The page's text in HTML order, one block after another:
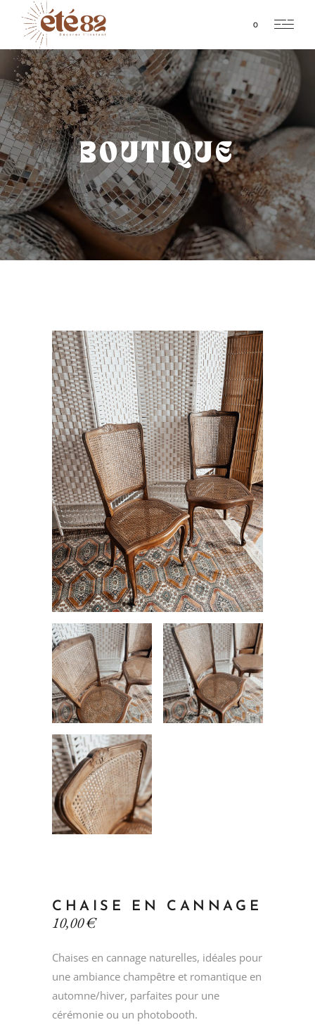
0
BOUTIQUE
CHAISE EN CANNAGE
10,00€
Chaises en cannage naturelles, idéales pour
une ambiance champêtre et romantique en
automne/hiver, parfaites pour une
cérémonie ou un photobooth.